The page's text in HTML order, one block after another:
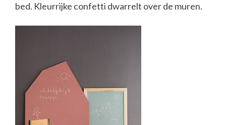
bed. Kleurrijke confetti dwarrelt over de muren.